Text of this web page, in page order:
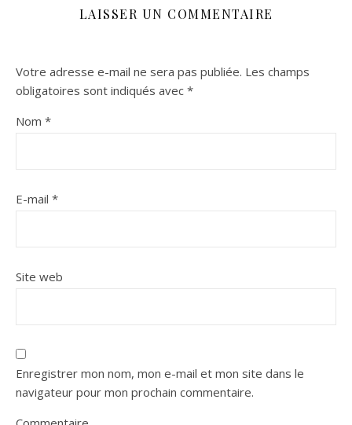
LAISSER UN COMMENTAIRE
Votre adresse e-mail ne sera pas publiée. Les champs
obligatoires sont indiqués avec *
Nom *
E-mail *
Site web
Enregistrer mon nom, mon e-mail et mon site dans le
navigateur pour mon prochain commentaire.